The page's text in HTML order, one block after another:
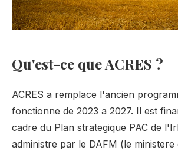
Qu'est-ce que ACRES ?
ACRES a remplace l'ancien
fonctionne de 2023 a 2027. Il est
cadre du Plan strategique PAC de
administre par le DAFM (le